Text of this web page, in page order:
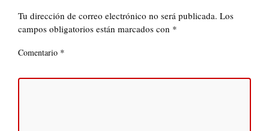
Tu dirección de correo electrónico no será publicada. Los
campos obligatorios están marcados con *
Comentario *